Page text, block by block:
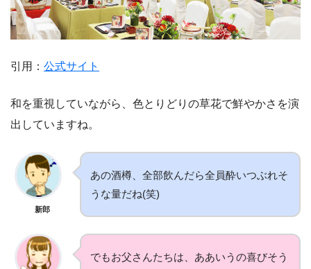
引用： 公式サイト
和を重視していながら、色とりどりの草花で鮮やかさを演
出していますね。
新郎
あの酒樽、全部飲んだら全員酔いつぶれそ
うな量だね(笑)
でもお父さんたちは、ああいうの喜びそう